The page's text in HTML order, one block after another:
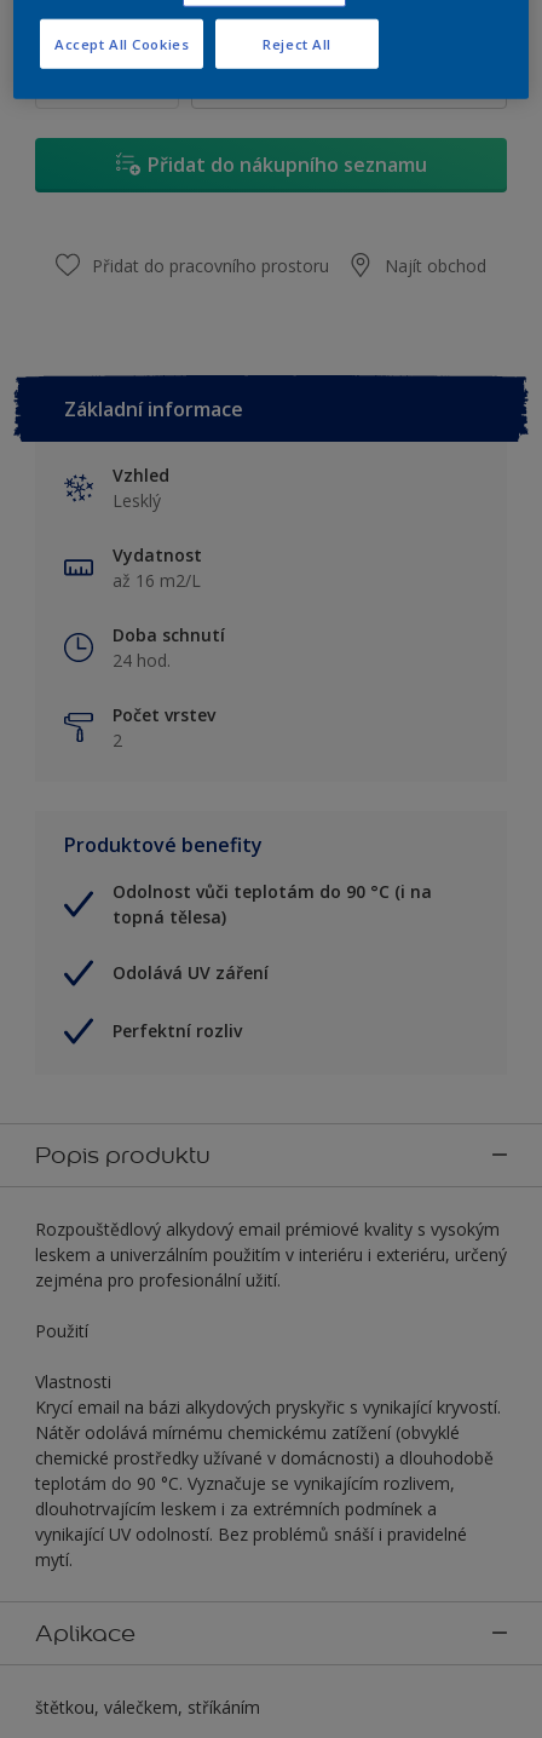
Přidat do nákupního seznamu
Přidat do pracovního prostoru Najít obchod
Základní informace
Vzhled
Lesklý
Vydatnost
až 16 m2/L
Doba schnutí
24 hod.
Počet vrstev
2
Produktové benefity
Odolnost vůči teplotám do 90 °C (i na
topná tělesa)
Odolává UV záření
Perfektní rozliv
Popis produktu
Rozpouštědlový alkydový email prémiové kvality s vysokým
leskem a univerzálním použitím v interiéru i exteriéru, určený
zejména pro profesionální užití.
Použití
Vlastnosti
Krycí email na bázi alkydových pryskyřic s vynikající kryvostí.
Nátěr odolává mírnému chemickému zatížení (obvyklé
chemické prostředky užívané v domácnosti) a dlouhodobě
teplotám do 90 °C. Vyznačuje se vynikajícím rozlivem,
dlouhotrvajícím leskem i za extrémních podmínek a
vynikající UV odolností. Bez problémů snáší i pravidelné
mytí.
Aplikace
štětkou, válečkem, stříkáním
Reject All
Accept All Cookies